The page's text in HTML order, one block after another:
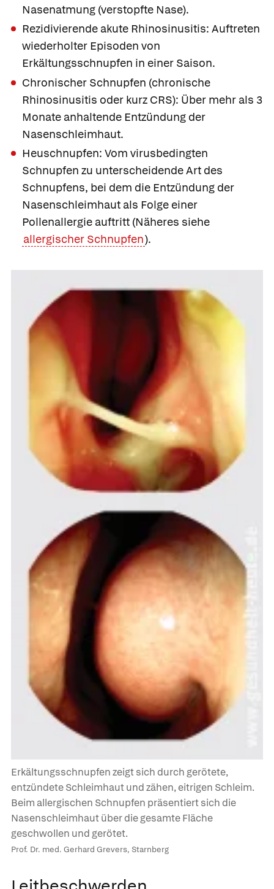
Nasenatmung (verstopfte Nase).
Rezidivierende akute Rhinosinusitis: Auftreten
wiederholter Episoden von
Erkältungsschnupfen in einer Saison.
Chronischer Schnupfen (chronische
Rhinosinusitis oder kurz CRS): Über mehr als 3
Monate anhaltende Entzündung der
Nasenschleimhaut.
Heuschnupfen: Vom virusbedingten
Schnupfen zu unterscheidende Art des
Schnupfens, bei dem die Entzündung der
Nasenschleimhaut als Folge einer
Pollenallergie auftritt (Näheres siehe
allergischer Schnupfen).
Erkältungsschnupfen zeigt sich durch gerötete,
entzündete Schleimhaut und zähen, eitrigen Schleim.
Beim allergischen Schnupfen präsentiert sich die
Nasenschleimhaut über die gesamte Fläche
geschwollen und gerötet.
Prof. Dr. med. Gerhard Grevers, Starnberg